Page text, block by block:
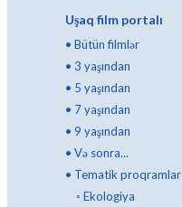
Uşaq film portalı
• Bütün filmlər
• 3 yaşından
• 5 yaşından
• 7 yaşından
• 9 yaşından
• Və sonra...
• Tematik proqramlar
◦ Ekologiya